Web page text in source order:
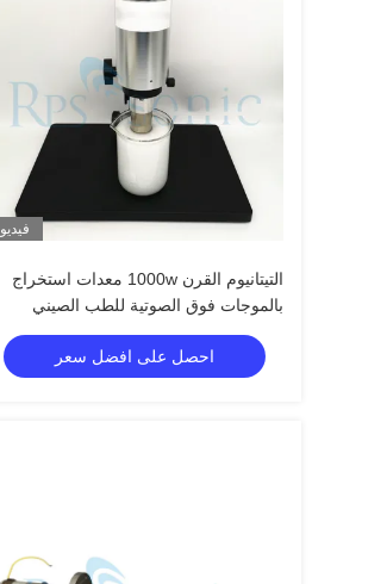
فيديو
التيتانيوم القرن 1000w معدات استخراج
بالموجات فوق الصوتية للطب الصيني
احصل على افضل سعر